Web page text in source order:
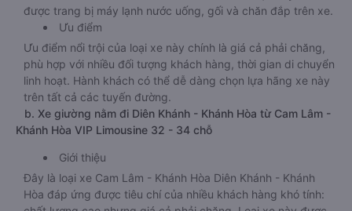
được trang bị máy lạnh nước uống, gối và chăn đắp trên xe.
Ưu điểm
Ưu điểm nổi trội của loại xe này chính là giá cả phải chăng,
phù hợp với nhiều đối tượng khách hàng, thời gian di chuyển
linh hoạt. Hành khách có thể dễ dàng chọn lựa hãng xe này
trên tất cả các tuyến đường.
b. Xe giường nằm đi Diên Khánh - Khánh Hòa từ Cam Lâm -
Khánh Hòa VIP Limousine 32 - 34 chỗ
Giới thiệu
Đây là loại xe Cam Lâm - Khánh Hòa Diên Khánh - Khánh
Hòa đáp ứng được tiêu chí của nhiều khách hàng khó tính: